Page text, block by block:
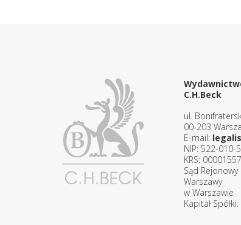
C.H.Beck
ul.
00-203
E-mail:
NIP: 522-010-
KRS:
Sąd Rejonowy
Warszawy
w Warszawie
Kapitał